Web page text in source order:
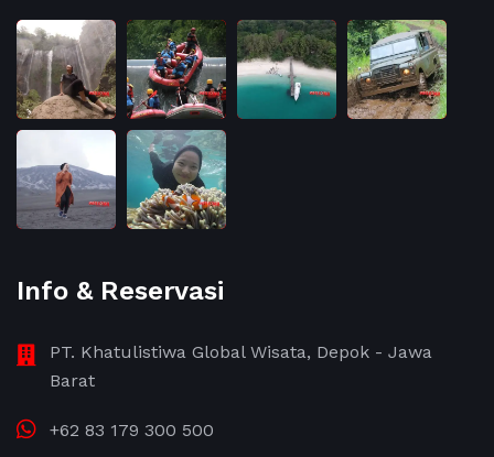
Info & Reservasi
PT. Khatulistiwa Global Wisata, Depok - Jawa
Barat
+62 83 179 300 500